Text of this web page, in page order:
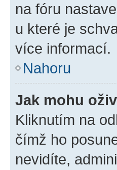
na fóru
u které je
více informací.
Nahoru
Jak mohu
Kliknutím na
čímž ho
nevidíte,